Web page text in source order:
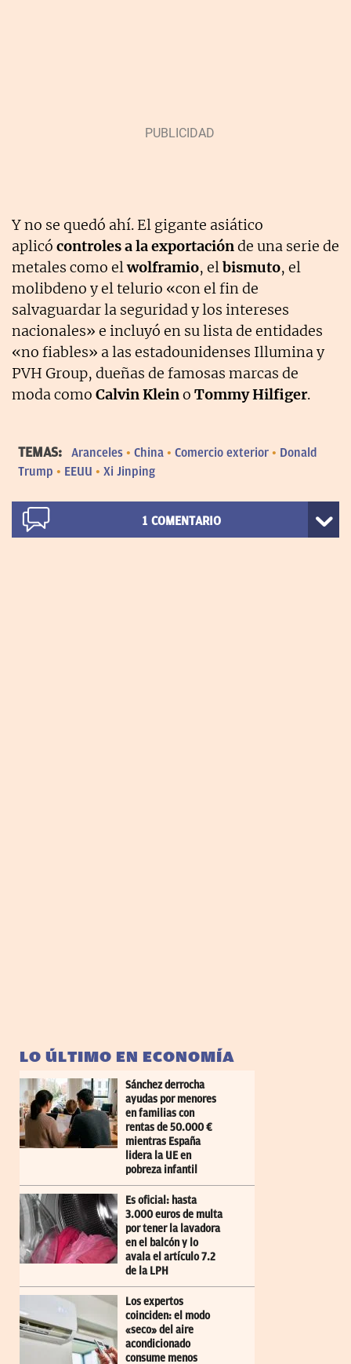
Y no se quedó ahí. El gigante asiático
aplicó controles a la exportaciónde una serie de
metales como elwolframio, el bismuto, el
molibdeno y el telurio «con el fin de
salvaguardar la seguridad y los intereses
nacionales» e incluyó en su lista de entidades
«no fiables» a las estadounidenses Illumina y
PVH Group, dueñas de famosas marcas de
moda como Calvin Kleino Tommy Hilfiger.
TEMAS: Aranceles China Comercio exterior
Donald
Trump
EEUU Xi Jinping
1 COMENTARIO
LO ÚLTIMO EN ECONOMÍA
Sánchez derrocha
ayudas por menores
en familias con
rentas de 50.000 €
mientras España
lidera la UE en
pobreza infantil
Es oficial: hasta
3.000 euros de multa
por tener la lavadora
en el balcón y lo
avala el artículo 7.2
de la LPH
Los expertos
coinciden: el modo
«seco» del aire
acondicionado
consume menos